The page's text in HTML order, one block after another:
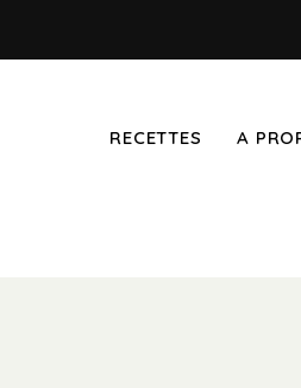
RECETTES A